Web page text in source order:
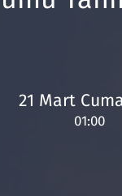
21 Mart
01:00